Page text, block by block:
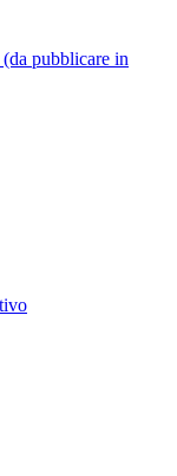
pubblicare in